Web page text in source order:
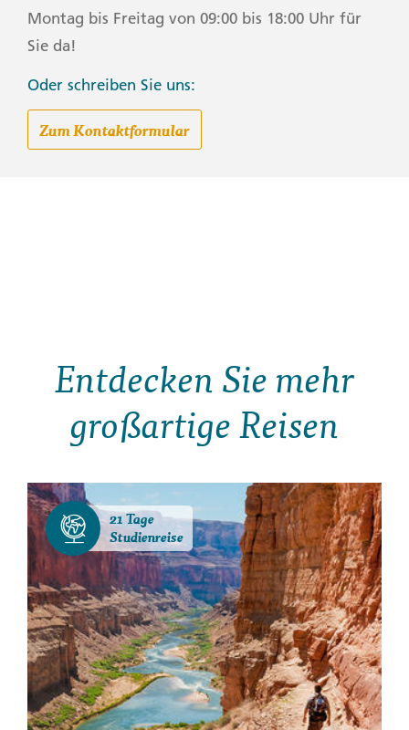
Montag bis Freitag von 09:00 bis 18:00 Uhr für
Sie da!
Oder schreiben Sie uns:
Zum Kontaktformular
Entdecken Sie mehr
großartige Reisen
21 Tage
Studienreise